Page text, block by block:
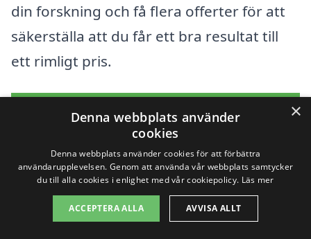
din forskning och få flera offerter för att
säkerställa att du får ett bra resultat till
ett rimligt pris.
Få 3 erbjudanden, gratis och utan
Sök efter en
×
Denna webbplats använder
cookies
Denna webbplats använder cookies för att förbättra
användarupplevelsen. Genom att använda vår webbplats samtycker
du till alla cookies i enlighet med vår cookiepolicy. Läs mer
ACCEPTERA ALLA AVVISA ALLT